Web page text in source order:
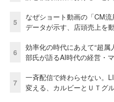
5
なぜショート動画の「CM
データが示す、店頭売上を
6
効率化の時代にあえて“超
部氏が語るAI時代の経営・
7
一斉配信で終わらせない。
変える、カルビーとＵＴグ